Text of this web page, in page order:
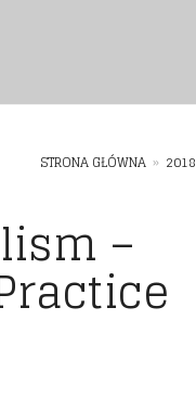
STRONA GŁÓWNA » 2018
–